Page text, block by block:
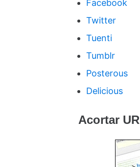
Facebook
Twitter
Tuenti
Tumblr
Posterous
Delicious
Acortar